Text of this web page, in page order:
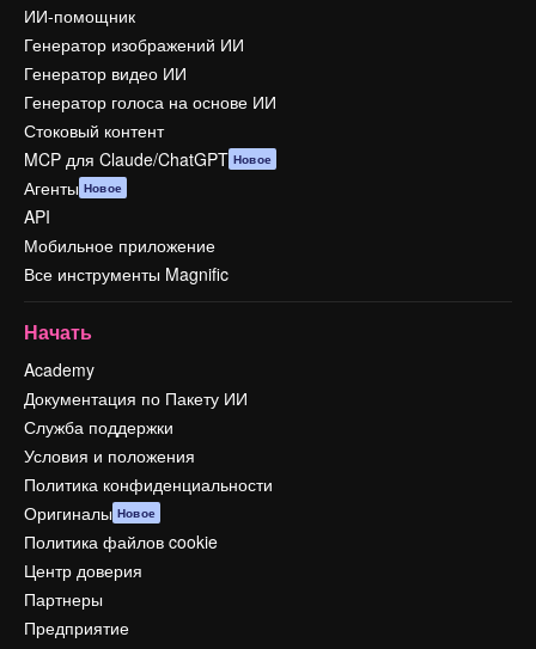
ИИ-помощник
Генератор изображений ИИ
Генератор видео ИИ
Генератор голоса на основе ИИ
Стоковый контент
MCP для Claude/ChatGPT Новое
Агенты Новое
API
Мобильное приложение
Все инструменты Magnific
Начать
Academy
Документация по Пакету ИИ
Служба поддержки
Условия и положения
Политика конфиденциальности
Оригиналы Новое
Политика файлов cookie
Центр доверия
Партнеры
Предприятие